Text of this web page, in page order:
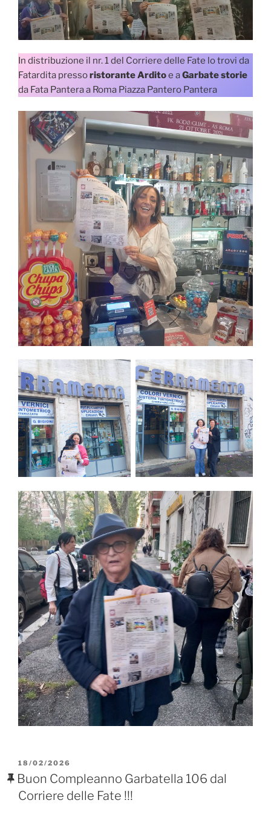
In distribuzione il nr. 1 del Corriere delle Fate lo trovi da
Fatardita pressoristorante Arditoe aGarbate storie
da Fata Pantera a Roma Piazza Pantero Pantera
PUBBLICATO
IL
18/02/2026
Buon Compleanno Garbatella 106 dal
Corriere delle Fate !!!